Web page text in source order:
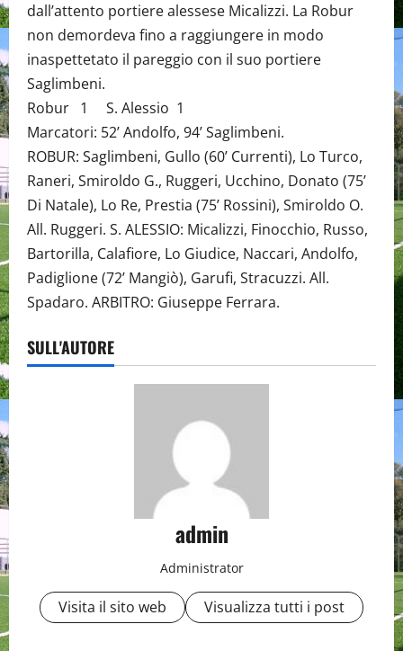
dall’attento portiere alessese Micalizzi. La Robur
non demordeva fino a raggiungere in modo
inaspettetato il pareggio con il suo portiere
Saglimbeni.
Robur 1 S. Alessio 1
Marcatori: 52’ Andolfo, 94’ Saglimbeni.
ROBUR: Saglimbeni, Gullo (60’ Currenti), Lo Turco,
Raneri, Smiroldo G., Ruggeri, Ucchino, Donato (75’
Di Natale), Lo Re, Prestia (75’ Rossini), Smiroldo O.
All. Ruggeri. S. ALESSIO: Micalizzi, Finocchio, Russo,
Bartorilla, Calafiore, Lo Giudice, Naccari, Andolfo,
Padiglione (72’ Mangiò), Garufi, Stracuzzi. All.
Spadaro. ARBITRO: Giuseppe Ferrara.
SULL'AUTORE
admin
Administrator
Visita il sito web Visualizza tutti i post